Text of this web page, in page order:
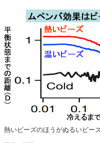
熱いビーズのほうがぬるいビー